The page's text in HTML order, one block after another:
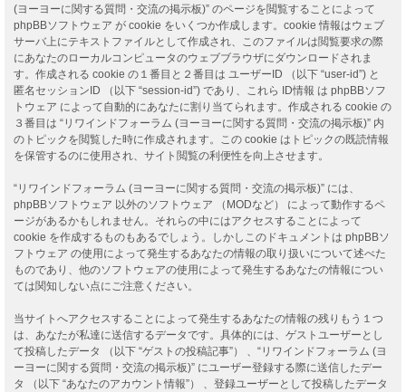
(ヨーヨーに関する質問・交流の掲示板)” のページを閲覧することによって
phpBBソフトウェア が cookie をいくつか作成します。cookie 情報はウェブ
サーバ上にテキストファイルとして作成され、このファイルは閲覧要求の際
にあなたのローカルコンピュータのウェブブラウザにダウンロードされま
す。作成される cookie の１番目と２番目は ユーザーID （以下 “user-id”) と
匿名セッションID （以下 “session-id”) であり、これら ID情報 は phpBBソフ
トウェア によって自動的にあなたに割り当てられます。作成される cookie の
３番目は “リワインドフォーラム (ヨーヨーに関する質問・交流の掲示板)” 内
のトピックを閲覧した時に作成されます。この cookie はトピックの既読情報
を保管するのに使用され、サイト閲覧の利便性を向上させます。
“リワインドフォーラム (ヨーヨーに関する質問・交流の掲示板)” には、
phpBBソフトウェア 以外のソフトウェア （MODなど） によって動作するペ
ージがあるかもしれません。それらの中にはアクセスすることによって
cookie を作成するものもあるでしょう。しかしこのドキュメントは phpBBソ
フトウェア の使用によって発生するあなたの情報の取り扱いについて述べた
ものであり、他のソフトウェアの使用によって発生するあなたの情報につい
ては関知しない点にご注意ください。
当サイトへアクセスすることによって発生するあなたの情報の残りもう１つ
は、あなたが私達に送信するデータです。具体的には、ゲストユーザーとし
て投稿したデータ （以下 “ゲストの投稿記事”） 、“リワインドフォーラム (ヨ
ーヨーに関する質問・交流の掲示板)” にユーザー登録する際に送信したデー
タ （以下 “あなたのアカウント情報”） 、登録ユーザーとして投稿したデータ